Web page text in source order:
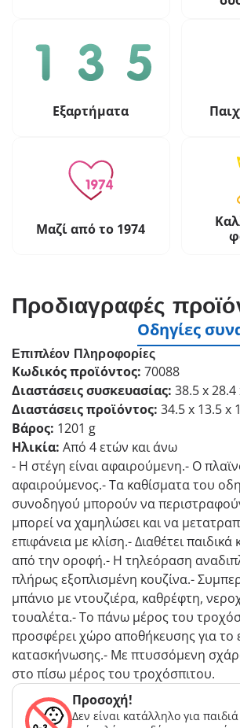
Εξαρτήματα
Μαζί από το 1974
Προδιαγραφές
Οδηγίες
Επιπλέον Πληροφορίες
Κωδικός προϊόντος: 70088
Διαστάσεις συσκευασίας: 38.5 x
Διαστάσεις προϊόντος: 34.5 x 13.5 x
Βάρος: 1201 g
Ηλικία: Από 4 ετών και άνω
- Η στέγη είναι αφαιρούμενη.- Ο
αφαιρούμενος.- Τα καθίσματα του
συνοδηγού μπορούν να
μπορεί να χαμηλώσει και να
επιφάνεια με κλίση.- Διαθέτει
από την οροφή.- Η τηλεόραση
πλήρως εξοπλισμένη κουζίνα.-
μπάνιο με ντουζιέρα, καθρέφτη,
τουαλέτα.- Το πάνω μέρος του
προσφέρει χώρο αποθήκευσης για το
κατασκήνωσης.- Με πτυσσόμενη
στο πίσω μέρος του τροχόσπιτου.
Προσοχή!
Δεν είναι κατάλληλο για